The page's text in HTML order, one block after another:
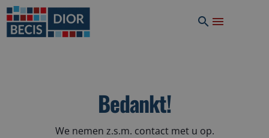
Bedankt!
We nemen z.s.m. contact met u op.